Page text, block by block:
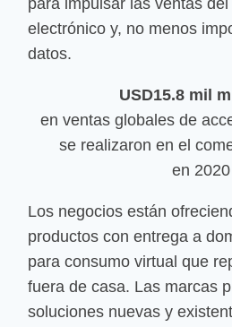
para impulsar las ventas
electrónico y, no menos
datos.
USD15.8 mil
en ventas globales de
se realizaron en el
en 2020
Los negocios están
productos con entrega a
para consumo virtual que
fuera de casa. Las marcas
soluciones nuevas y